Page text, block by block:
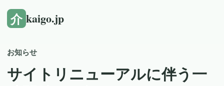
介 kaigo.jp
お知らせ
サイトリニューアルに伴う一